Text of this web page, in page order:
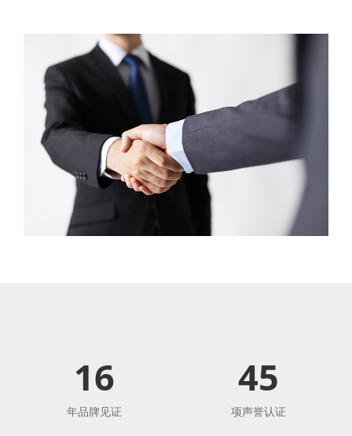
16
年品牌见证
45
项声誉认证